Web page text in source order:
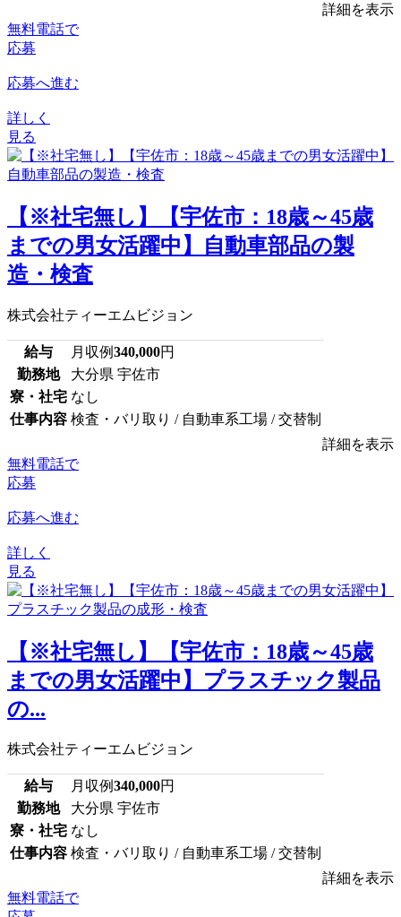
詳細を表示
無料電話で
応募
応募へ進む
詳しく
見る
【※社宅無し】【宇佐市：18歳～45歳
までの男女活躍中】自動車部品の製
造・検査
株式会社ティーエムビジョン
給与 月収例340,000円
勤務地
大分県 宇佐市
寮・社宅 なし
仕事内容 検査・バリ取り / 自動車系工場 / 交替制
詳細を表示
無料電話で
応募
応募へ進む
詳しく
見る
【※社宅無し】【宇佐市：18歳～45歳
までの男女活躍中】プラスチック製品
の...
株式会社ティーエムビジョン
給与 月収例340,000円
勤務地
大分県 宇佐市
寮・社宅 なし
仕事内容 検査・バリ取り / 自動車系工場 / 交替制
詳細を表示
無料電話で